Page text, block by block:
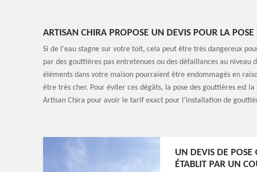
ARTISAN CHIRA PROPOSE UN DEVIS POUR LA POSE
Si de l'eau stagne sur votre toit, cela peut être très dangereux
par des gouttières pas entretenues ou des défaillances au niveau
éléments dans votre maison pourraient être endommagés en
être très cher. Pour éviter ces dégâts, la pose des gouttières est
Artisan Chira pour avoir le tarif exact pour l’installation de
UN DEVIS DE POSE
ÉTABLIT PAR UN